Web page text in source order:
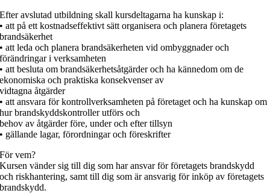
Efter avslutad utbildning skall kursdeltagarna ha kunskap i:
• att på ett kostnadseffektivt sätt organisera och planera företagets
brandsäkerhet
• att leda och planera brandsäkerheten vid ombyggnader och
förändringar i verksamheten
• att besluta om brandsäkerhetsåtgärder och ha kännedom om de
ekonomiska och praktiska konsekvenser av
vidtagna åtgärder
• att ansvara för kontrollverksamheten på företaget och ha kunskap om
hur brandskyddskontroller utförs och
behov av åtgärder före, under och efter tillsyn
• gällande lagar, förordningar och föreskrifter
För vem?
Kursen vänder sig till dig som har ansvar för företagets brandskydd
och riskhantering, samt till dig som är ansvarig för inköp av företagets
brandskydd.